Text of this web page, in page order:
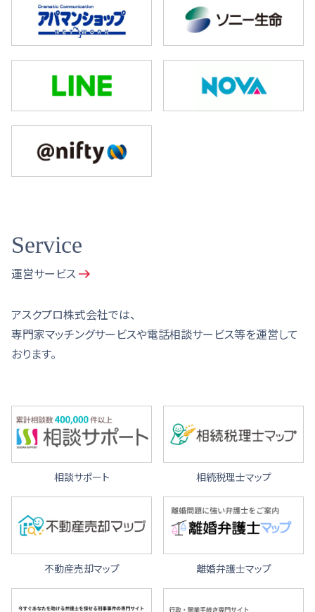
Service
運営サービス
アスクプロ株式会社では、
専門家マッチングサービスや電話相談サービス等を運営して
おります。
相談サポート 相続税理士マップ
不動産売却マップ 離婚弁護士マップ